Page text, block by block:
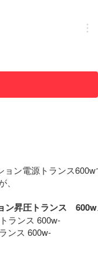
ン電源トランス
昇圧トランス　
ンス 600w-